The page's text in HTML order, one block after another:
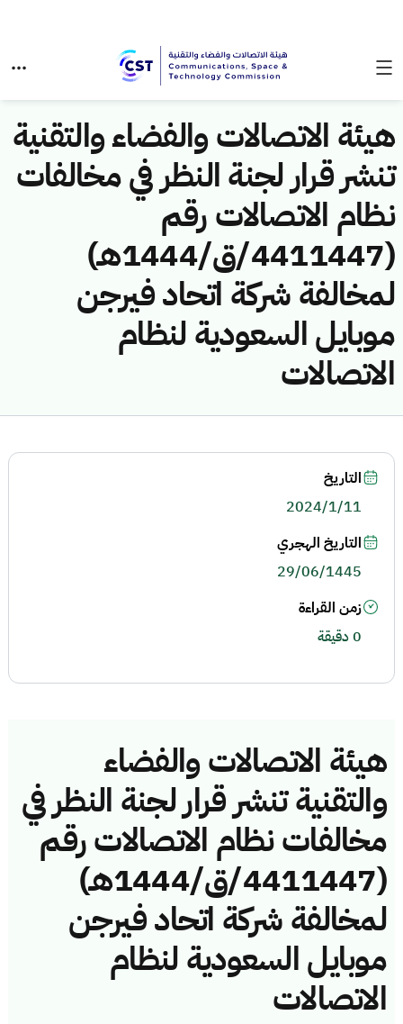
هيئة الاتصالات والفضاء والتقنية
تنشر قرار لجنة النظر في مخالفات
نظام الاتصالات رقم
(4411447/ق/1444هـ)
لمخالفة شركة اتحاد فيرجن
موبايل السعودية لنظام
الاتصالات
هيئة الاتصالات والفضاء
والتقنية تنشر قرار لجنة النظر في
مخالفات نظام الاتصالات رقم
(4411447/ق/1444هـ)
لمخالفة شركة اتحاد فيرجن
موبايل السعودية لنظام
الاتصالات
التاريخ
2024/1/11
التاريخ الهجري
29/06/1445
زمن القراءة
0 دقيقة